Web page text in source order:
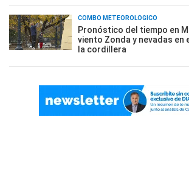
COMBO METEOROLÓGICO
Pronóstico del tiempo en
viento Zonda y nevadas en
la cordillera